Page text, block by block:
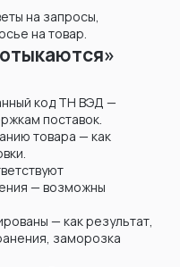
на запросы,
на товар.
код ТН ВЭД —
поставок.
товара — как
— возможны
— как результат,
заморозка